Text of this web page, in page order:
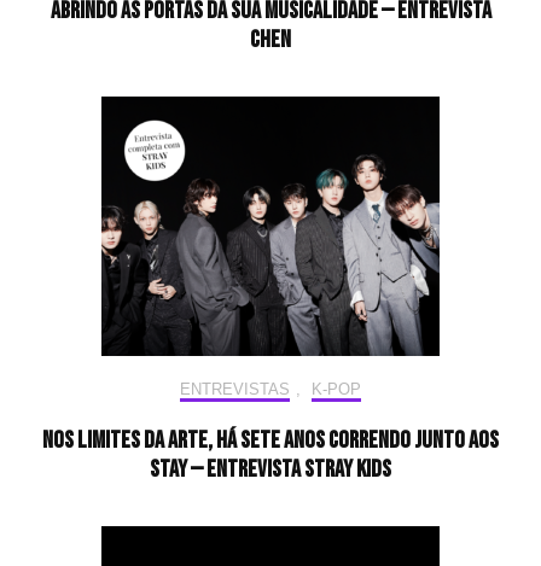
Abrindo as portas da sua musicalidade — Entrevista
CHEN
ENTREVISTAS , K-POP
Nos limites da arte, há sete anos correndo junto aos
STAY — Entrevista Stray Kids